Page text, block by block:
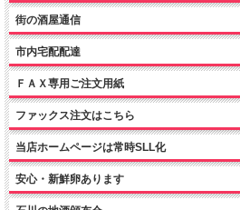
街の酒屋通信
市内宅配配達
ＦＡＸ専用ご注文用紙
ファックス注文はこちら
当店ホームページは常時SLL化
安心・新鮮卵あります